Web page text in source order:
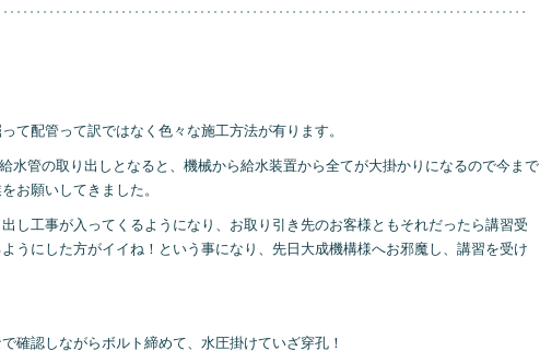
て配管って訳ではなく色々な施工方法が有ります。
水管の取り出しとなると、機械から給水装置から全てが大掛かりになるので今まで
お願いしてきました。
し工事が入ってくるようになり、お取り引き先のお客様ともそれだったら講習受
うにした方がイイね！という事になり、先日大成機構様へお邪魔し、講習を受け
確認しながらボルト締めて、水圧掛けていざ穿孔！